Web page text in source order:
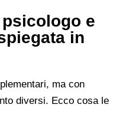
e
in
ma con
diversi. Ecco cosa le